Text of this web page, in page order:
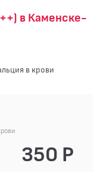
в Каменске-
в крови
350 Р